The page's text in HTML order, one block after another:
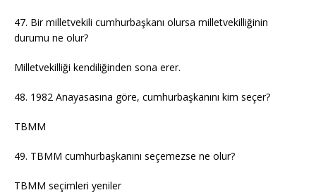
47. Bir milletvekili cumhurbaşkanı olursa milletvekilliğinin
durumu ne olur?
Milletvekilliği kendiliğinden sona erer.
48. 1982 Anayasasına göre, cumhurbaşkanını kim seçer?
TBMM
49. TBMM cumhurbaşkanını seçemezse ne olur?
TBMM seçimleri yeniler